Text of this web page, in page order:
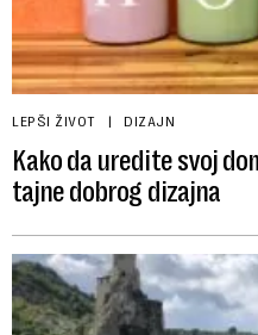
LEPŠI ŽIVOT DIZAJN
Kako da uredite svoj
tajne dobrog dizajna